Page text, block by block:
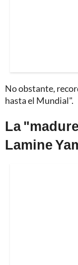
No obstante,
hasta el Mundial".
La
Lamine